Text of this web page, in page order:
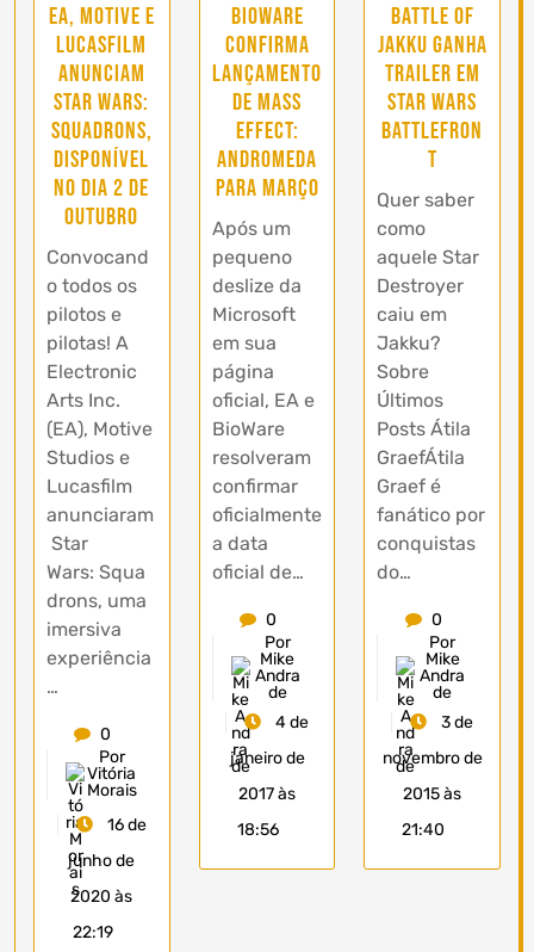
EA, MOTIVE e
LUCASFILM
anunciam
Star Wars:
Squadrons,
disponível
no dia 2 de
outubro
Convocand
o todos os
pilotos e
pilotas! A
Electronic
Arts Inc.
(EA), Motive
Studios e
Lucasfilm
anunciaram
Star
Wars: Squa
drons, uma
imersiva
experiência
…
0
Por
Vitória
Morais
16 de
junho de
2020 às
22:19
BioWare
confirma
lançamento
de Mass
Effect:
Andromeda
para Março
Após um
pequeno
deslize da
Microsoft
em sua
página
oficial, EA e
BioWare
resolveram
confirmar
oficialmente
a data
oficial de…
0
Por
Mike
Andra
de
4 de
janeiro de
2017 às
18:56
Battle of
Jakku ganha
trailer em
Star Wars
Battlefron
t
Quer saber
como
aquele Star
Destroyer
caiu em
Jakku?
Sobre
Últimos
Posts Átila
GraefÁtila
Graef é
fanático por
conquistas
do…
0
Por
Mike
Andra
de
3 de
novembro de
2015 às
21:40